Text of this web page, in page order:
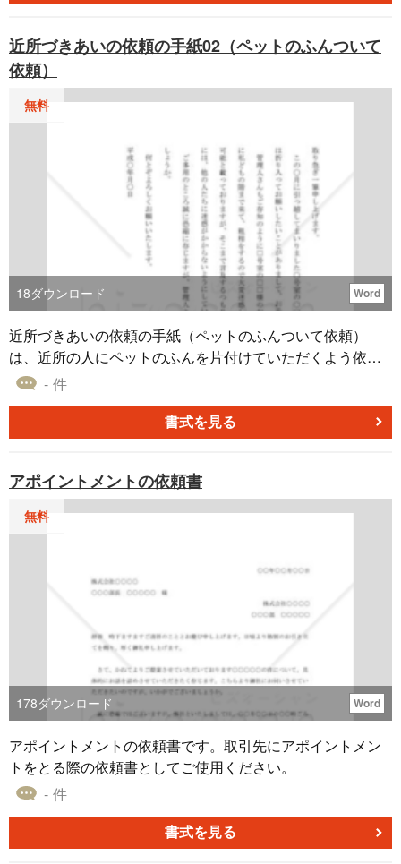
近所づきあいの依頼の手紙02（ペットのふんついて
依頼）
無料
18ダウンロード Word
近所づきあいの依頼の手紙（ペットのふんついて依頼）
は、近所の人にペットのふんを片付けていただくよう依頼
するための依頼の手紙です。ペットのふんは、衛生や美観
ットのふんをしている人に対して、丁寧に注意や改善を求
めることが必要です。近所づきあいの依頼の手紙（ペット
も重要です。相手に心からお願いし、ペットのふんを片付
けてもらうようにしましょう。
- 件
書式を見る
アポイントメントの依頼書
無料
178ダウンロード Word
アポイントメントの依頼書です。取引先にアポイントメン
トをとる際の依頼書としてご使用ください。
- 件
書式を見る